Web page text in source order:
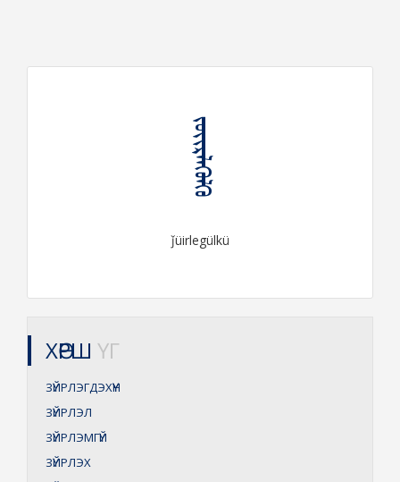
ᠵᠦᠢᠷᠯᠡᠭᠦᠯᠬᠦ
ǰüirlegülkü
ХӨРШ ҮГ
ЗҮЙРЛЭГДЭХҮҮН
ЗҮЙРЛЭЛ
ЗҮЙРЛЭМГҮЙ
ЗҮЙРЛЭХ